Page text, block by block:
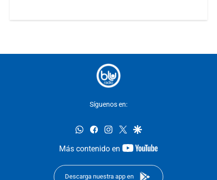
Síguenos en:
whatsappfacebookinstagram
twittergoogle
Más contenido en
youtube-
Descarga nuestra app en